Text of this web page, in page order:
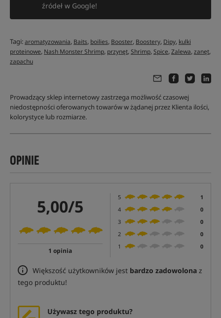
źródeł w Google!
Tagi:aromatyzowania, Baits, boilies, Booster, Boostery, Dipy, kulki
proteinowe, Nash Monster Shrimp, przynęt,Shrimp,Spice,Zalewa,zanęt,
zapachu
Prowadzący sklep internetowy zastrzega możliwość czasowej
niedostępności oferowanych towarów w żądanej przez Klienta ilości,
kolorystyce lub rozmiarze.
OPINIE
5,00/5
1 opinia
5
1
4
0
3
0
2
0
1
0
Większość użytkowników jest bardzo zadowolona z
tego produktu!
Używasz tego produktu?